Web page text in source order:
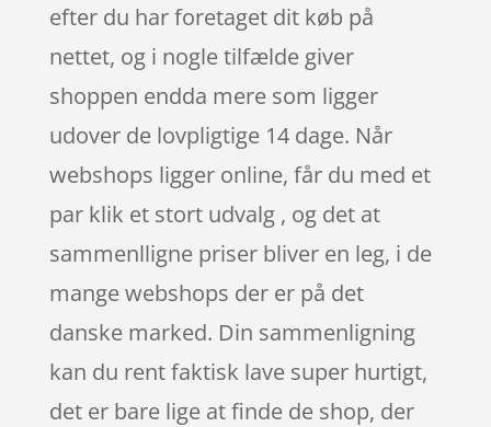
efter du har foretaget dit køb på
nettet, og i nogle tilfælde giver
shoppen endda mere som ligger
udover de lovpligtige 14 dage. Når
webshops ligger online, får du med et
par klik et stort udvalg , og det at
sammenlligne priser bliver en leg, i de
mange webshops der er på det
danske marked. Din sammenligning
kan du rent faktisk lave super hurtigt,
det er bare lige at finde de shop, der